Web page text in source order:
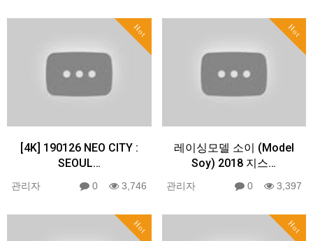
Hot
[4K] 190126 NEO CITY :
SEOUL…
관리자 0 3,746
Hot
레이싱모델 소이 (Model
Soy) 2018 지스…
관리자 0 3,397
Hot Hot